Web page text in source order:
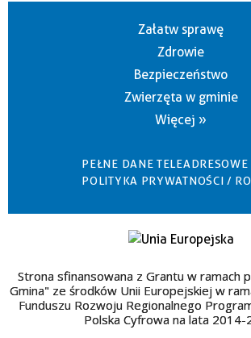
Załatw sprawę
Zdrowie
Bezpieczeństwo
Zwierzęta w gminie
Więcej »
PEŁNE DANE TELEADRESOWE
POLITYKA PRYWATNOŚCI /
Strona sfinansowana z Grantu w ramach
Gmina" ze środków Unii Europejskiej w
Funduszu Rozwoju Regionalnego
Polska Cyfrowa na lata 2014-